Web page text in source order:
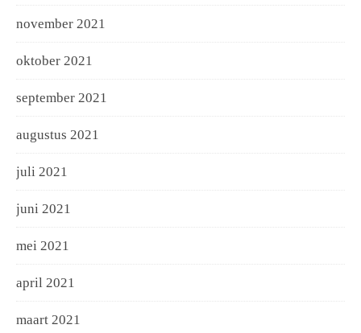
november 2021
oktober 2021
september 2021
augustus 2021
juli 2021
juni 2021
mei 2021
april 2021
maart 2021